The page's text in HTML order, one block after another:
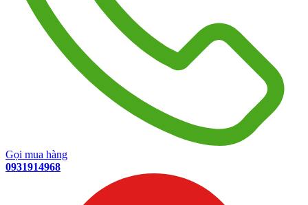
Gọi mua hàng
0931914968